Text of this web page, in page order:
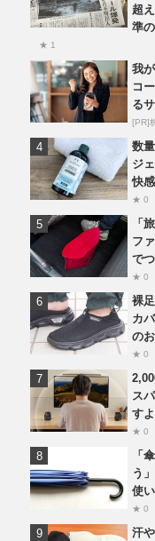
超
準
★ 1
我
コ
る
[PR]
数
ジ
快
★ 0
「
フ
で
★ 0
裸
カ
の
★ 0
ス
すよ
★ 0
「
う
使
★ 0
汗